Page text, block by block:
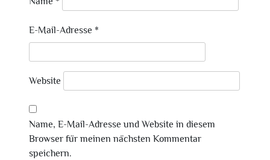
E-Mail-Adresse *
Website
Name, E-Mail-Adresse und Website in diesem
Browser für meinen nächsten Kommentar
speichern.